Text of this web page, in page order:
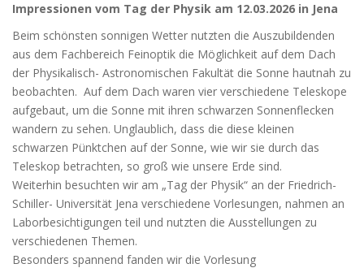
Impressionen vom Tag der Physik am 12.03.2026 in Jena
Beim schönsten sonnigen Wetter nutzten die Auszubildenden
aus dem Fachbereich Feinoptik die Möglichkeit auf dem Dach
der Physikalisch- Astronomischen Fakultät die Sonne hautnah zu
beobachten. Auf dem Dach waren vier verschiedene Teleskope
aufgebaut, um die Sonne mit ihren schwarzen Sonnenflecken
wandern zu sehen. Unglaublich, dass die diese kleinen
schwarzen Pünktchen auf der Sonne, wie wir sie durch das
Teleskop betrachten, so groß wie unsere Erde sind.
Weiterhin besuchten wir am „Tag der Physik“ an der Friedrich-
Schiller- Universität Jena verschiedene Vorlesungen, nahmen an
Laborbesichtigungen teil und nutzten die Ausstellungen zu
verschiedenen Themen.
Besonders spannend fanden wir die Vorlesung